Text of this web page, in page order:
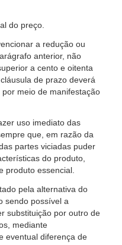
do preço.
a redução ou
anterior, não
a cento e oitenta
de prazo deverá
meio de manifestação
uso imediato das
que, em razão da
partes viciadas puder
do produto,
produto essencial.
pela alternativa do
sendo possível a
substituição por outro de
mediante
eventual diferença de